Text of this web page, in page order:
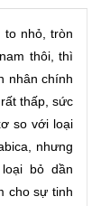
to nhỏ, tròn
thôi, thì
nhân chính
thấp, sức
so với loại
nhưng
bỏ dần
cho sự tinh